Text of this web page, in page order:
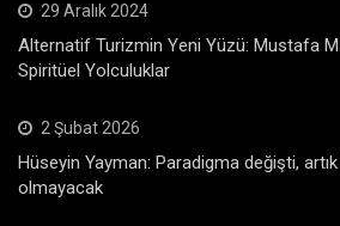
29 Aralık 2024
Alternatif Turizmin Yeni Yüzü: Mustafa
Spiritüel Yolculuklar
2 Şubat 2026
Hüseyin Yayman: Paradigma değişti,
olmayacak